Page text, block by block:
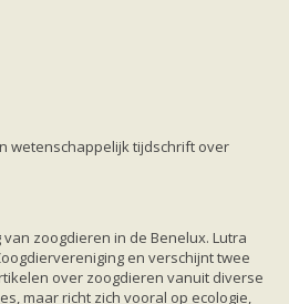
wetenschappelijk tijdschrift over
zoogdieren in de Benelux. Lutra
en verschijnt twee
over zoogdieren vanuit diverse
maar richt zich vooral op ecologie,